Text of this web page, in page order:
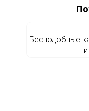
Бесподобные